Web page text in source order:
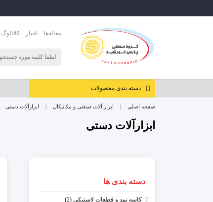
مقاله‌ها اخبار کاتالوگ
دسته بندی محصولات
صفحه اصلی ابزار آلات صنعتی و مکانیکال ابزارآلات دستی
ابزارآلات دستی
دسته بندی ها
کاسه نمد و قطعات لاستیکی (2)